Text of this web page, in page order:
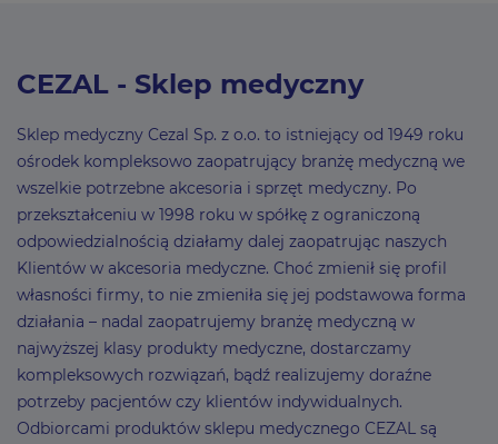
CEZAL - Sklep medyczny
Sklep medyczny Cezal Sp. z o.o. to istniejący od 1949 roku
ośrodek kompleksowo zaopatrujący branżę medyczną we
wszelkie potrzebne akcesoria i sprzęt medyczny. Po
przekształceniu w 1998 roku w spółkę z ograniczoną
odpowiedzialnością działamy dalej zaopatrując naszych
Klientów w akcesoria medyczne. Choć zmienił się profil
własności firmy, to nie zmieniła się jej podstawowa forma
działania – nadal zaopatrujemy branżę medyczną w
najwyższej klasy produkty medyczne, dostarczamy
kompleksowych rozwiązań, bądź realizujemy doraźne
potrzeby pacjentów czy klientów indywidualnych.
Odbiorcami produktów sklepu medycznego CEZAL są